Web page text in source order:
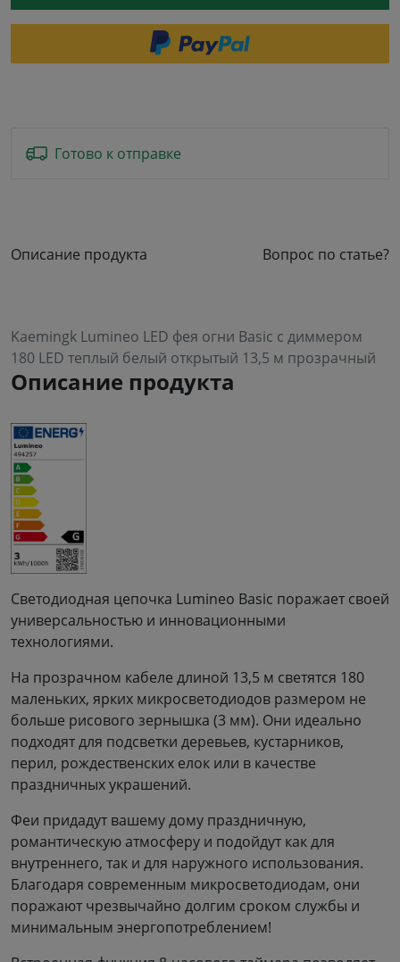
Готово к отправке
Описание продукта Вопрос по статье?
Kaemingk Lumineo LED фея огни Basic с диммером
180 LED теплый белый открытый 13,5 м прозрачный
Описание продукта
Светодиодная цепочка Lumineo Basic поражает своей
универсальностью и инновационными
технологиями.
На прозрачном кабеле длиной 13,5 м светятся 180
маленьких, ярких микросветодиодов размером не
больше рисового зернышка (3 мм). Они идеально
подходят для подсветки деревьев, кустарников,
перил, рождественских елок или в качестве
праздничных украшений.
Феи придадут вашему дому праздничную,
романтическую атмосферу и подойдут как для
внутреннего, так и для наружного использования.
Благодаря современным микросветодиодам, они
поражают чрезвычайно долгим сроком службы и
минимальным энергопотреблением!